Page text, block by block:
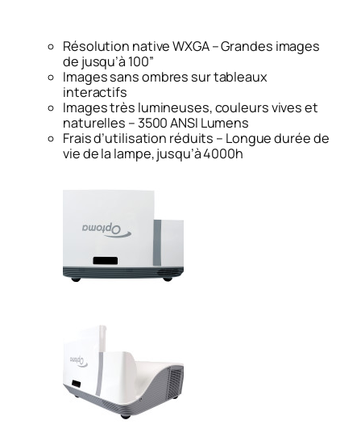
Résolution native WXGA – Grandes images
de jusqu’à 100”
Images sans ombres sur tableaux
interactifs
Images très lumineuses, couleurs vives et
naturelles – 3500 ANSI Lumens
Frais d’utilisation réduits – Longue durée de
vie de la lampe, jusqu’à 4000h